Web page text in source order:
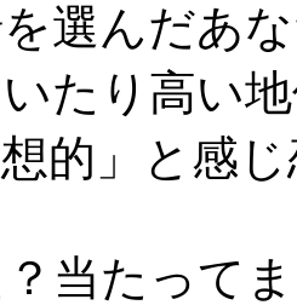
選んだあ
たり高い
的」と感
当たって